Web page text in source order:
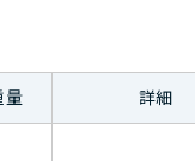
量 詳細